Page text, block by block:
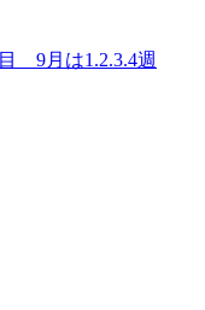
9月は1.2.3.4週